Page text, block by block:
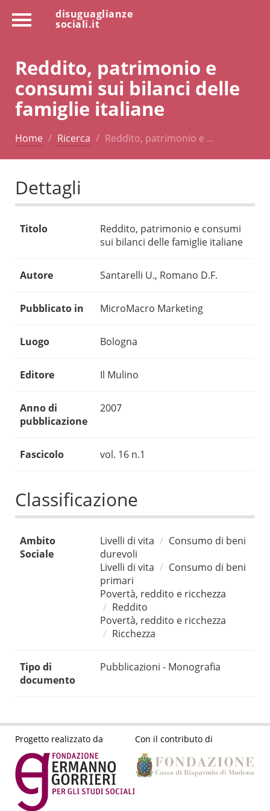
disuguaglianze
sociali.it
Reddito, patrimonio e
consumi sui bilanci delle
famiglie italiane
Home Ricerca Reddito, patrimonio e …
Dettagli
Titolo
Reddito, patrimonio e consumi
sui bilanci delle famiglie italiane
Autore Santarelli U., Romano D.F.
Pubblicato in MicroMacro Marketing
Luogo Bologna
Editore Il Mulino
Anno di
pubblicazione
2007
Fascicolo vol. 16 n.1
Classificazione
Ambito
Sociale
Livelli di vita
Consumo di beni
durevoli
Livelli di vita
Consumo di beni
primari
Povertà, reddito e ricchezza
Reddito
Povertà, reddito e ricchezza
Ricchezza
Tipo di
documento
Pubblicazioni - Monografia
Progetto realizzato da Con il contributo di